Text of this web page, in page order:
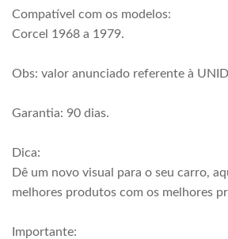
Compatível com os modelos:
Corcel 1968 a 1979.
Obs: valor anunciado referente à
Garantia: 90 dias.
Dica:
Dê um novo visual para o seu carro,
melhores produtos com os melhores
Importante: